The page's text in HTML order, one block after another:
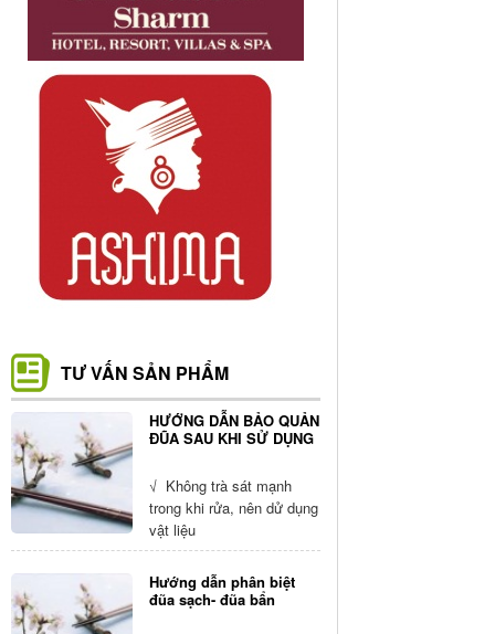
TƯ VẤN SẢN PHẨM
HƯỚNG DẪN BẢO QUẢN
ĐŨA SAU KHI SỬ DỤNG
√ Không trà sát mạnh
trong khi rửa, nên dử dụng
vật liệu
Hướng dẫn phân biệt
đũa sạch- đũa bẩn